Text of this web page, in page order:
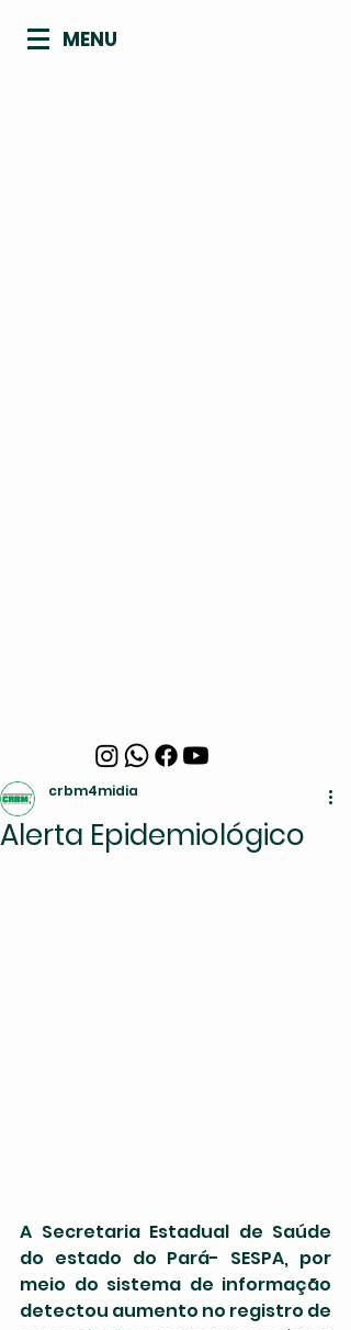
MENU
Alerta Epidemiológico
crbm4midia
A Secretaria Estadual de Saúde
do estado do Pará- SESPA, por
meio do sistema de informação
detectou aumento no registro de